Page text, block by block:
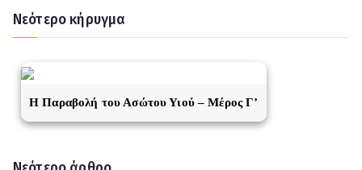
Νεότερο κήρυγμα
Η Παραβολή του Ασώτου Υιού – Μέρος Γ’